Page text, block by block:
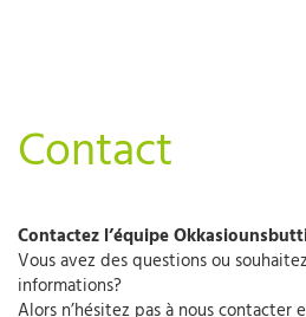
Contact
Contactez l’équipe
Vous avez des questions ou
informations?
Alors n’hésitez pas à nous